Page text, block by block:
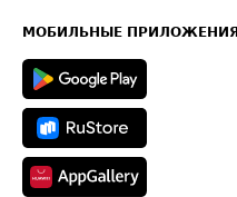
Техническая информация
МОБИЛЬНЫЕ ПРИЛОЖЕНИЯ